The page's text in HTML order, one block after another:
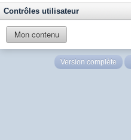
Contrôles utilisateur
Mon contenu
Version complète